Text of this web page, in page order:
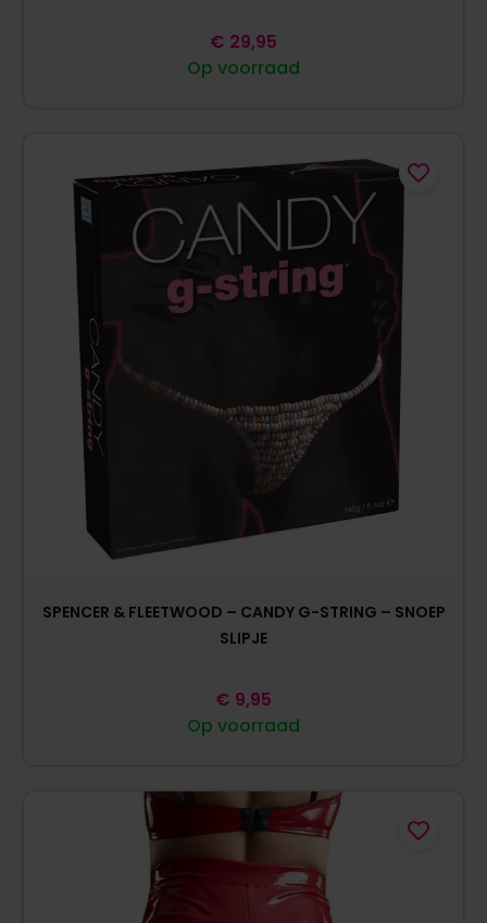
Op voorraad
€ 29,95
SPENCER & FLEETWOOD – CANDY G-STRING – SNOEP
SLIPJE
Op voorraad
€ 9,95